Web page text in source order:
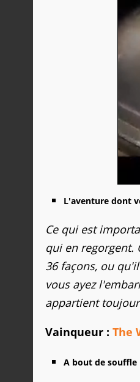
L'aventure dont
Ce qui est
qui en regorgent.
36 façons, ou
vous ayez
appartient
Vainqueur : The
A bout de souffle